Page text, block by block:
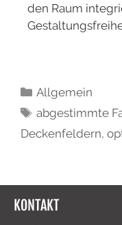
den Raum
Allgemein
abgestimmte
Deckenfeldern,
KONTAKT